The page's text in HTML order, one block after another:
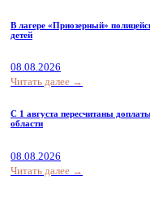
В лагере «Приозерный»
детей
08.08.2026
Читать далее →
С 1 августа пересчитаны
области
08.08.2026
Читать далее →